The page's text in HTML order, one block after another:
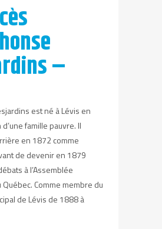
–
est né à Lévis en
famille pauvre. Il
en 1872 comme
de devenir en 1879
à l’Assemblée
Comme membre du
de Lévis de 1888 à